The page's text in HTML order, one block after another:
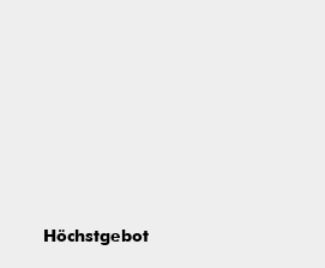
Höchstgebot